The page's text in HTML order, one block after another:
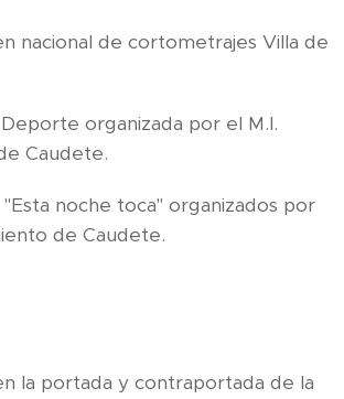
nacional de cortometrajes Villa de
organizada por el M.I.
Caudete.
noche toca" organizados por
de Caudete.
la portada y contraportada de la